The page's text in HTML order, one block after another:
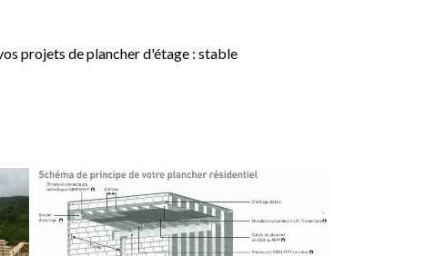
projets de plancher d'étage : stable